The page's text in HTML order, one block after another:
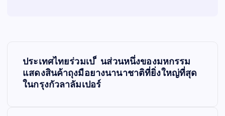
ประเทศไทยร่วมเป ็ นส่วนหนึ่งของมหกรรม
แสดงสินค้าถุงมือยางนานาชาติที่ยิ่งใหญ่ที่สุด
ในกรุงกัวลาลัมเปอร์